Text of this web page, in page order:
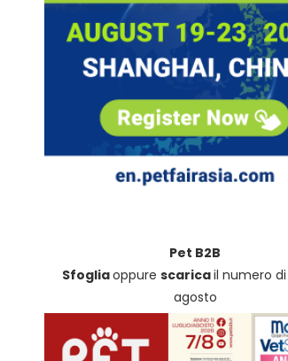
Pet B2B
Sfogliaoppure scaricail numero
agosto